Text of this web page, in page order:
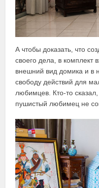
А чтобы доказать, что
своего дела, в комплект
внешний вид домика и в
свободу действий для
любимцев. Кто-то
пушистый любимец не